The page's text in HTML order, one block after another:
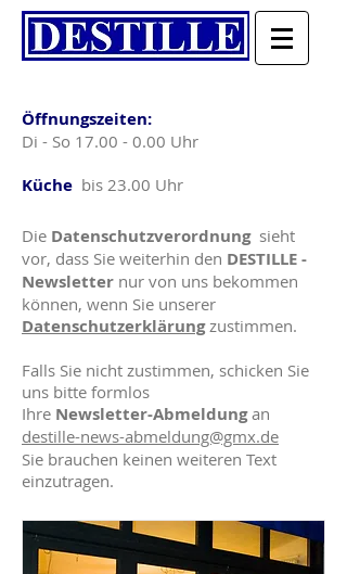
Öffnungszeiten:
Di - So 17.00 - 0.00 Uhr
Küche bis 23.00 Uhr
Die Datenschutzverordnungsieht
vor, dass Sie weiterhin den DESTILLE -
Newsletter nur von uns bekommen
können, wenn Sie unserer
Datenschutzerklärungzustimmen.
Falls Sie nicht zustimmen, schicken Sie
uns bitte formlos
Ihre Newsletter-Abmeldungan
destille-news-abmeldung@gmx.de
Sie brauchen keinen weiteren Text
einzutragen.